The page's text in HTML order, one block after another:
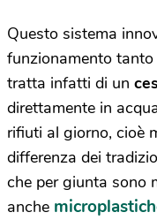
Questo sistema
funzionamento
tratta infatti di un
direttamente in
rifiuti al giorno, cioè
differenza dei
che per giunta sono
anche